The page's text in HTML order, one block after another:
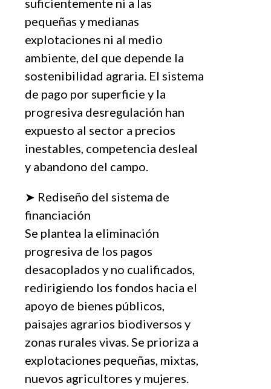
pequeñas y medianas
explotaciones ni al medio
ambiente, del que depende la
sostenibilidad agraria. El sistema
de pago por superficie y la
progresiva desregulación han
expuesto al sector a precios
inestables, competencia desleal
y abandono del campo.
➤ Rediseño del sistema de
financiación
Se plantea la eliminación
progresiva de los pagos
desacoplados y no cualificados,
redirigiendo los fondos hacia el
apoyo de bienes públicos,
paisajes agrarios biodiversos y
zonas rurales vivas. Se prioriza a
explotaciones pequeñas, mixtas,
nuevos agricultores y mujeres.